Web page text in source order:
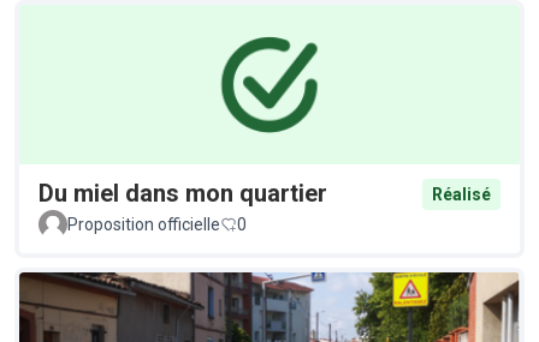
Du miel dans mon quartier
Réalisé
Proposition officielle
0